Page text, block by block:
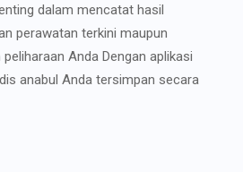
dalam mencatat hasil
perawatan terkini maupun
Anda Dengan aplikasi
anabul Anda tersimpan secara